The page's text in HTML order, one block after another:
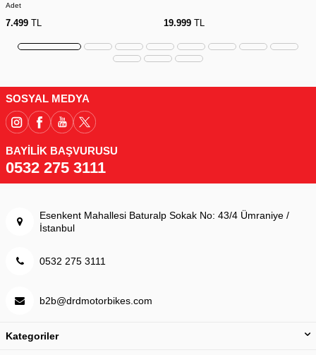
Adet
7.499 TL 19.999TL
SOSYAL MEDYA
BAYİLİK BAŞVURUSU
0532 275 3111
Esenkent Mahallesi Baturalp Sokak No: 43/4 Ümraniye /
İstanbul
0532 275 3111
b2b@drdmotorbikes.com
Kategoriler